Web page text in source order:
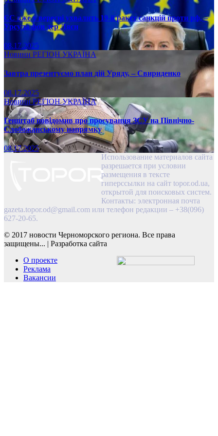
ЄС вже у вересні ухвалить 19-й ракет санкцій проти рф, –
Урсула фон дер Ляєн
08.17.2025
Новини РЕГІОН УКРАЇНА
Завтра презентуємо план дій Уряду, – Свириденко
08.17.2025
НовиниРЕГІОНУКРАЇНА
Генштаб повідомив про просування ЗСУ на Північно-
Слобожанському напрямку
08.17.2025
Использование материалов сайта
разрешается при условии
размещения в тексте
гиперссылки на сайт topor.od.ua,
открытой для поисковых систем.
Контакты: электронная почта
gazeta.topor.od@gmail.com или телефон редакции – +38(096)
627-20-65.
© 2017 новости Черноморского региона. Все права
защищены... | Разработка сайта
О проекте
Реклама
Вакансии